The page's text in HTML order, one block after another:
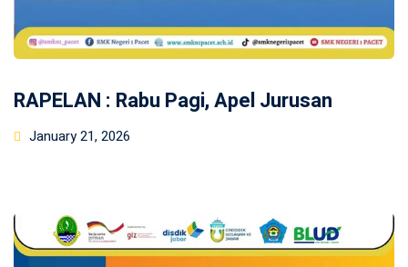
RAPELAN : Rabu Pagi, Apel Jurusan
Posted
January 21, 2026